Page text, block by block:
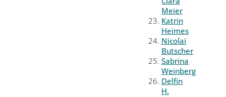
Meier
Katrin
Heimes
Nicolai
Butscher
Sabrina
Weinberg
Delfin
H.